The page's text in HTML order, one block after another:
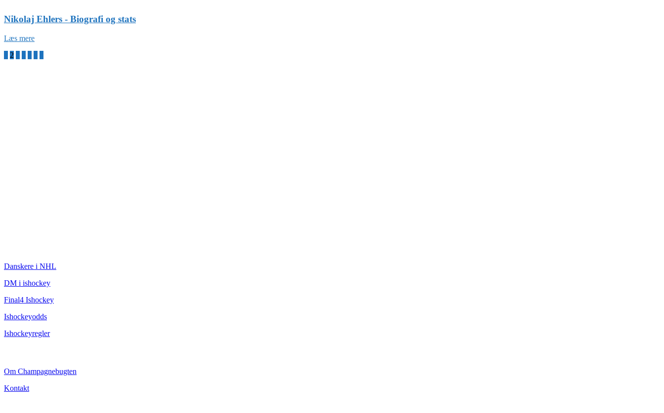
Nikolaj Ehlers - Biografi og stats
Læs mere
2
Danskere i NHL
DM i ishockey
Final4 Ishockey
Ishockeyodds
Ishockeyregler
Om Champagnebugten
Kontakt